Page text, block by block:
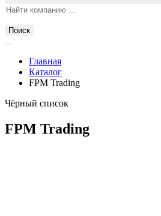
Поиск
Главная
Каталог
FPM Trading
Чёрный список
FPM Trading